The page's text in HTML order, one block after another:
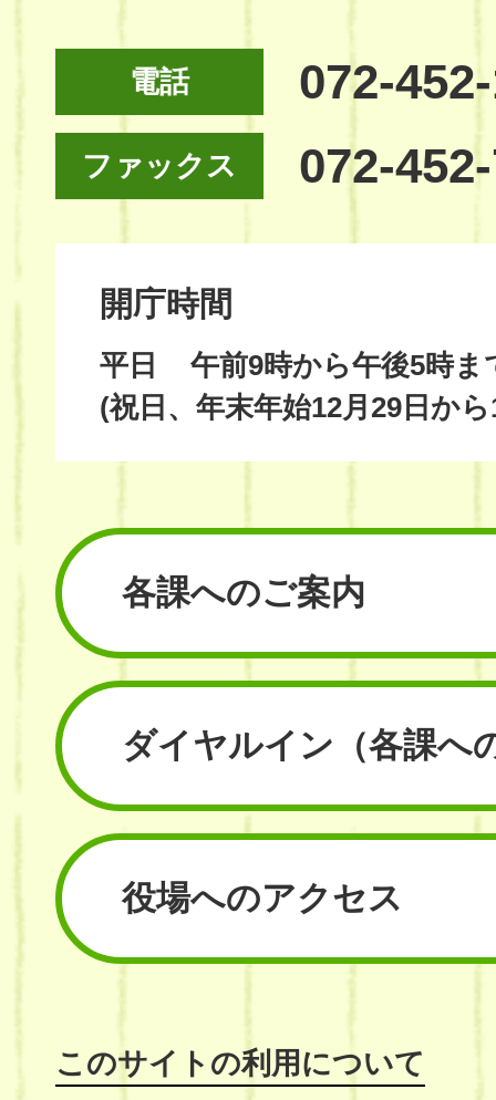
電話 072-
ファックス 072-
開庁時間
平日
午前9時から午後5時ま
(祝日、年末年始12月29日か
各課へのご案内
ダイヤルイン （各課へ
役場へのアクセス
このサイトの利用について